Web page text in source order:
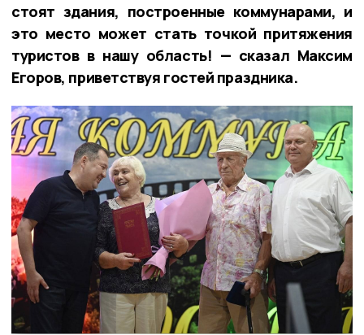
стоят здания, построенные коммунарами, и
это место может стать точкой притяжения
туристов в нашу область! — сказал Максим
Егоров, приветствуя гостей праздника.